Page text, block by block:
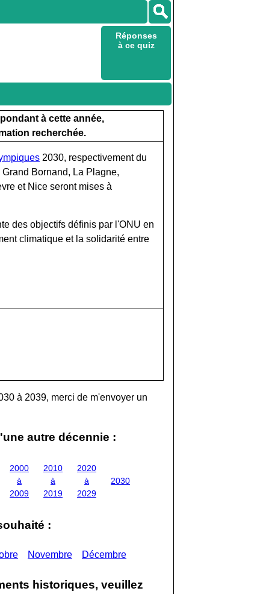
Réponses
à ce quiz
à cette année,
recherchée.
2030, respectivement du
Bornand, La Plagne,
et Nice seront mises à
des objectifs définis par l'ONU en
climatique et la solidarité entre
à 2039, merci de m'envoyer un
autre décennie :
2000
à
2009
2010
à
2019
2020
à
2029
2030
:
Novembre Décembre
historiques, veuillez